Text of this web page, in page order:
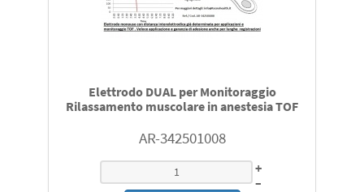
Elettrodo DUAL per Monitoraggio
Rilassamento muscolare in anestesia TOF
AR-342501008
+
–